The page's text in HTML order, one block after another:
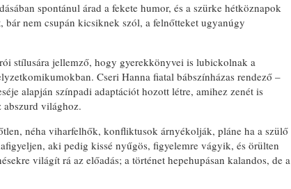
spontánul árad a fekete humor, és a szürke hétköznapok
bár nem csupán kicsiknek szól, a felnőtteket ugyanúgy
stílusára jellemző, hogy gyerekkönyvei is lubickolnak a
Cseri Hanna fiatal bábszínházas rendező –
alapján színpadi adaptációt hozott létre, amihez zenét is
abszurd világhoz.
néha viharfelhők, konfliktusok árnyékolják, pláne ha a szülő
aki pedig kissé nyűgös, figyelemre vágyik, és örülten
világít rá az előadás; a történet hepehupásan kalandos, de a